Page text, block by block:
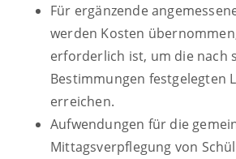
Für ergänzende
werden Kosten
erforderlich ist, um die nach
Bestimmungen festgelegten
erreichen.
Aufwendungen für die
Mittagsverpflegung von